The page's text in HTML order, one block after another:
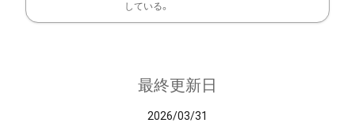
している。
最終更新日
2026/03/31